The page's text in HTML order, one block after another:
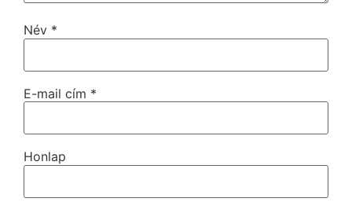
Név *
E-mail cím *
Honlap